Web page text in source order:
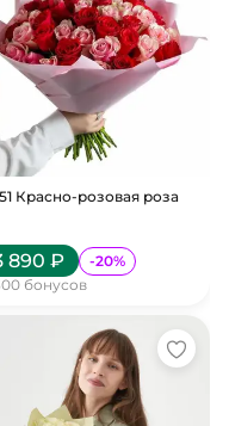
51 Красно-розовая роза
890 ₽ -20%
бонусов